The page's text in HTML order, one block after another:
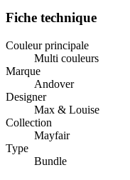
Fiche technique
Couleur principale
Multi couleurs
Marque
Andover
Designer
Max & Louise
Collection
Mayfair
Type
Bundle